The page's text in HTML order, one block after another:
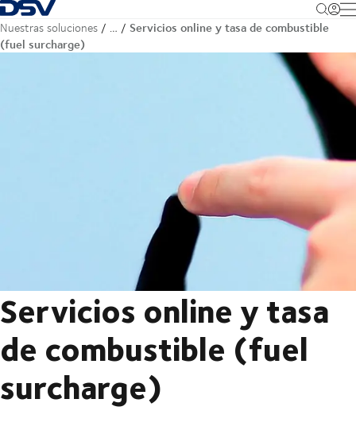
Volver a la página de inicio
Nuestras soluciones …
Servicios online y tasa de combustible
(fuel surcharge)
Servicios online y tasa
de combustible (fuel
surcharge)